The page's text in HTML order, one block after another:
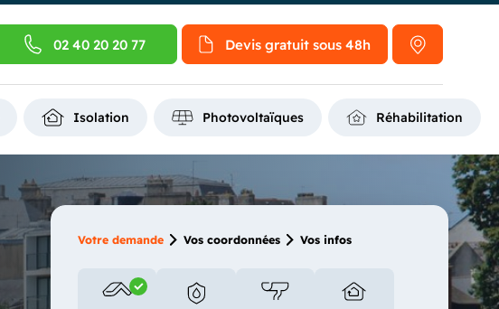
02 40 20 20 77 Devis gratuit sous 48h
Isolation Photovoltaïques Réhabilitation
Votre demande Vos coordonnées Vos infos